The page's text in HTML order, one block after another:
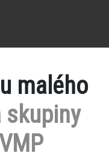
malého
skupiny